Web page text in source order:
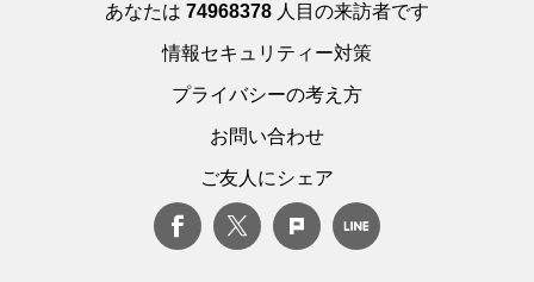
あなたは 74968378 人目の来訪者です
情報セキュリティー対策
プライバシーの考え方
お問い合わせ
ご友人にシェア